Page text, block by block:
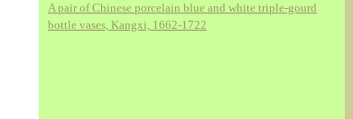
A pair of Chinese porcelain blue and white triple-gourd
bottle vases, Kangxi, 1662-1722